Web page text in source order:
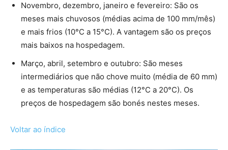
Novembro, dezembro, janeiro e fevereiro: São os
meses mais chuvosos (médias acima de 100 mm/mês)
e mais frios (10°C a 15°C). A vantagem são os preços
mais baixos na hospedagem.
Março, abril, setembro e outubro: São meses
intermediários que não chove muito (média de 60 mm)
e as temperaturas são médias (12°C a 20°C). Os
preços de hospedagem são bonés nestes meses.
Voltar ao índice